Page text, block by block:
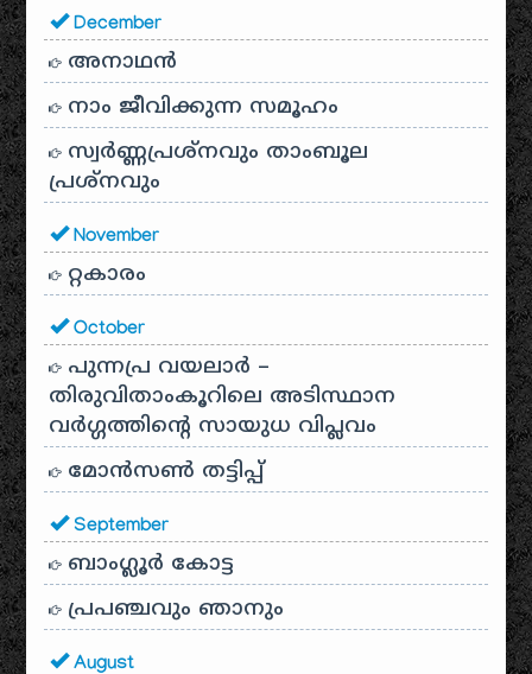
December
അനാഥന്‍
നാം ജീവിക്കുന്ന സമൂഹം
സ്വര്‍ണ്ണപ്രശ്‌നവും താംബൂല
പ്രശ്‌നവും
November
റ്റകാരം
October
പുന്നപ്ര വയലാർ –
തിരുവിതാംകൂറിലെ അടിസ്ഥാന
വർഗ്ഗത്തിന്റെ സായുധ വിപ്ലവം
മോൻസൺ തട്ടിപ്പ്
September
ബാംഗ്ലൂർ കോട്ട
പ്രപഞ്ചവും ഞാനും
August